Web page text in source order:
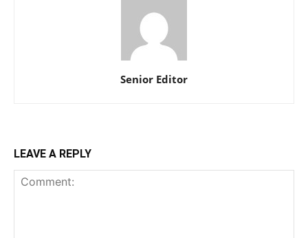
Senior Editor
LEAVE A REPLY